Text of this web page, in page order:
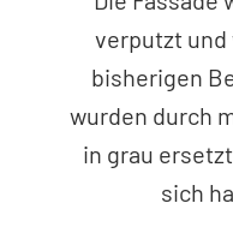
verputzt und
bisherigen
wurden durch
in grau
sich